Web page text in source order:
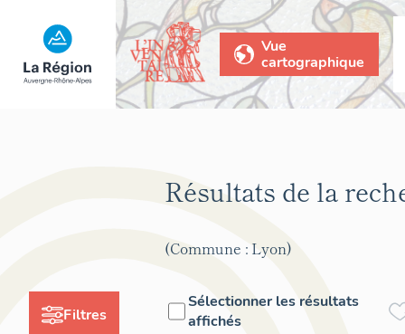
Vue
cartographique
Filtres
Résultats de la
(Commune : Lyon)
Sélectionner les résultats
affichés